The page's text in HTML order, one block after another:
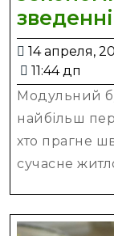
14 апреля,
11:44 дп
Модульний
найбільш
хто прагне
сучасне